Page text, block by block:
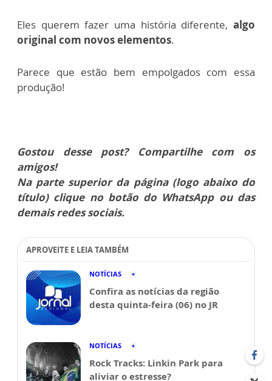
Eles querem fazer uma história diferente, algo
original com novos elementos.
Parece que estão bem empolgados com essa
produção!
Gostou desse post? Compartilhe com os
amigos!
Na parte superior da página (logo abaixo do
título) clique no botão do WhatsApp ou das
demais redes sociais.
APROVEITE E LEIA TAMBÉM
NOTÍCIAS
Confira as notícias da região
desta quinta-feira (06) no JR
NOTÍCIAS
Rock Tracks: Linkin Park para
aliviar o estresse?